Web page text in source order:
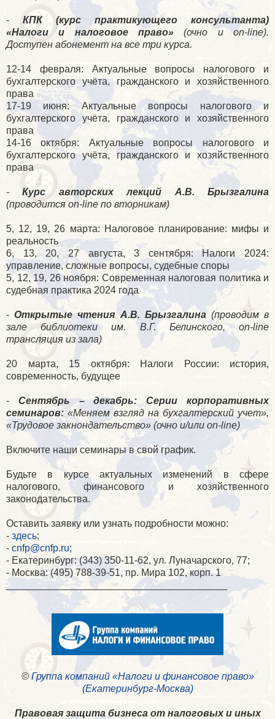
-
КПК (курс практикующего консультанта)
«Налоги и налоговое право» (очно и on-line).
Доступен абонемент на все три курса.
12-14 февраля: Актуальные вопросы налогового и
бухгалтерского учёта, гражданского и хозяйственного
права
17-19 июня: Актуальные вопросы налогового и
бухгалтерского учёта, гражданского и хозяйственного
права
14-16 октября: Актуальные вопросы налогового и
бухгалтерского учёта, гражданского и хозяйственного
права
-Курс авторских лекций А.В. Брызгалина
(проводится on-line по вторникам)
5, 12, 19, 26 марта: Налоговое планирование: мифы и
реальность
6, 13, 20, 27 августа, 3 сентября: Налоги 2024:
управление, сложные вопросы, судебные споры
5, 12, 19, 26 ноября: Современная налоговая политика и
судебная практика 2024 года
-Открытые чтения А.В. Брызгалина(проводим в
зале библиотеки им. В.Г. Белинского, on-line
трансляция из зала)
20 марта, 15 октября: Налоги России: история,
современность, будущее
-
Сентябрь – декабрь: Серии корпоративных
семинаров:«Меняем взгляд на бухгалтерский учет»,
«Трудовое закнондательство» (очно и/или on-line)
Включите наши семинары в свой график.
Будьте в курсе актуальных изменений в сфере
налогового, финансового и хозяйственного
законодательства.
Оставить заявку или узнать подробности можно:
- здесь;
- cnfp@cnfp.ru;
- Екатеринбург: (343) 350-11-62, ул. Луначарского, 77;
- Москва: (495) 788-39-51, пр. Мира 102, корп. 1
________________________________________
© Группа компаний «Налоги и финансовое право»
(Екатеринбург-Москва)
Правовая защита бизнеса от налоговых и иных